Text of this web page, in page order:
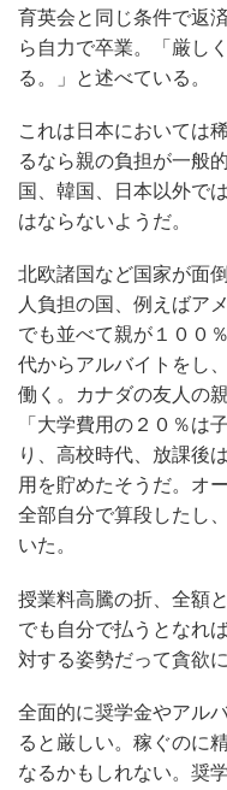
育英会と同じ条件で返
ら自力で卒業。「厳し
る。」と述べている。
これは日本においては
るなら親の負担が一般
国、韓国、日本以外で
はならないようだ。
北欧諸国など国家が面
人負担の国、例えばア
でも並べて親が１００
代からアルバイトをし
働く。カナダの友人の
「大学費用の２０％は
り、高校時代、放課後
用を貯めたそうだ。オ
全部自分で算段したし
いた。
授業料高騰の折、全額
でも自分で払うとなれ
対する姿勢だって貪欲
全面的に奨学金やアル
ると厳しい。稼ぐのに
なるかもしれない。奨